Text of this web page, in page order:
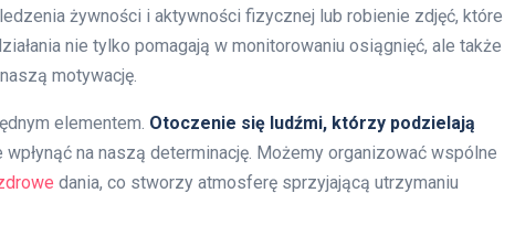
żywności i aktywności fizycznej lub robienie zdjęć, które
nie tylko pomagają w monitorowaniu osiągnięć, ale także
motywację.
elementem. Otoczenie się ludźmi, którzy podzielają
na naszą determinację. Możemy organizować wspólne
dania, co stworzy atmosferę sprzyjającą utrzymaniu